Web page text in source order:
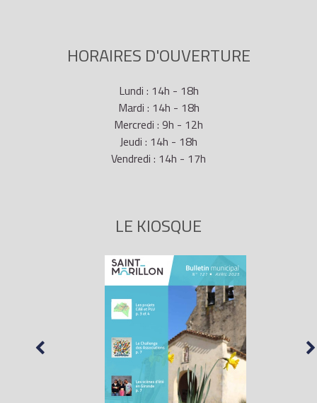
HORAIRES D'OUVERTURE
Lundi : 14h - 18h
Mardi : 14h - 18h
Mercredi : 9h - 12h
Jeudi : 14h - 18h
Vendredi : 14h - 17h
LE KIOSQUE